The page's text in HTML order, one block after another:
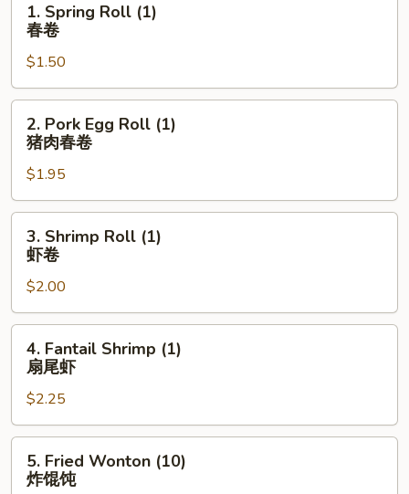
Spring
Roll
(1)
春
卷
1. Spring Roll (1)
春卷
$1.50
Pork
Egg
Roll
(1)
猪
2. Pork Egg Roll (1)
猪肉春卷
$1.95
Shrimp
Roll
(1)
虾
卷
3. Shrimp Roll (1)
虾卷
$2.00
Fantail
Shrimp
(1)
扇
尾
4. Fantail Shrimp (1)
扇尾虾
$2.25
Fried
5. Fried Wonton (10)
炸馄饨